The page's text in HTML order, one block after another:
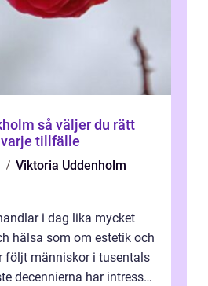
du rätt
tillfälle
Viktoria Uddenholm
i dag lika mycket
hälsa som om estetik och
följt människor i tusentals
decennierna har intresset